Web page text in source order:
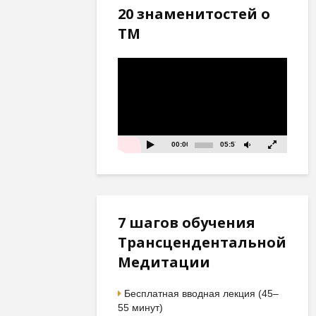
20 знаменитостей о
ТМ
00:00 05:57
7 шагов обучения
Трансцендентальной
Медитации
Бесплатная вводная лекция (45–
55 минут)